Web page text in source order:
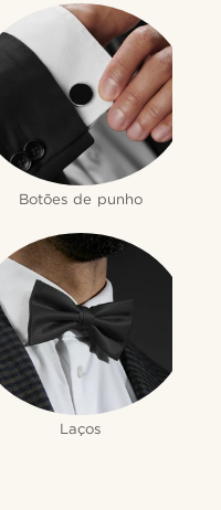
Botões de punho
Laços